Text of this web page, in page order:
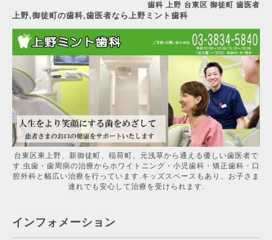
歯科 上野 台東区 御徒町 歯医者
上野,御徒町の歯科,歯医者なら上野ミント歯科
台東区東上野、新御徒町、稲荷町、元浅草から通える優しい歯医者で
す.虫歯・歯周病の治療からホワイトニング・小児歯科・矯正歯科・口
腔外科と幅広い治療を行っています.キッズスペースもあり、お子さま
連れでも安心して治療を受けられます.
インフォメーション